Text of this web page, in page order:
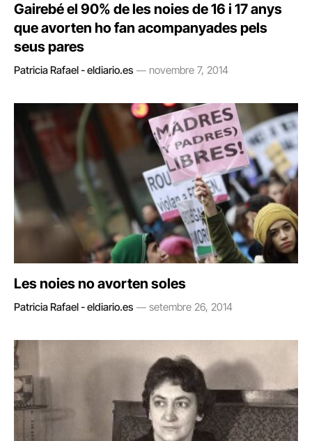
Gairebé el 90% de les noies de 16 i 17 anys
que avorten ho fan acompanyades pels
seus pares
Patricia Rafael - eldiario.es novembre 7, 2014
Les noies no avorten soles
Patricia Rafael - eldiario.es setembre 26, 2014